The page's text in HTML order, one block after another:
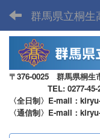
群馬県立桐生
〒376-0025 群馬県桐生
TEL: 0277-45-
〈全日制〉E-mail：
〈通信制〉E-mail：